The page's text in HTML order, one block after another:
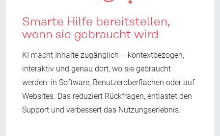
Smarte Hilfe bereitstellen,
wenn sie gebraucht wird
KI macht Inhalte zugänglich – kontextbezogen,
interaktiv und genau dort, wo sie gebraucht
werden: in Software, Benutzeroberflächen oder auf
Websites. Das reduziert Rückfragen, entlastet den
Support und verbessert das Nutzungserlebnis.